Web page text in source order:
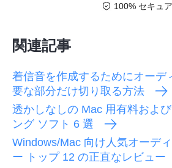
100% セキュア
関連記事
着信音を作成するためにオーデ
要な部分だけ切り取る方法
透かしなしの Mac 用有料およ
ング ソフト 6 選
Windows/Mac 向け人気オーデ
ー トップ 12 の正直なレビュー